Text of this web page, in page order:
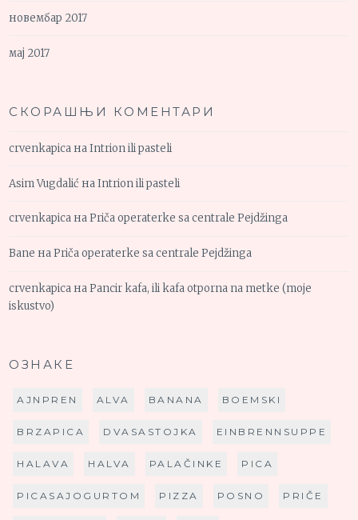
новембар 2017
мај 2017
СКОРАШЊИ КОМЕНТАРИ
crvenkapica наIntrion ili pasteli
Asim Vugdalić наIntrion ili pasteli
crvenkapica наPriča operaterke sa centrale Pejdžinga
Bane наPriča operaterke sa centrale Pejdžinga
crvenkapica наPancir kafa, ili kafa otporna na metke (moje
iskustvo)
ОЗНАКЕ
AJNPREN ALVA BANANA BOEMSKI
BRZAPICA DVASASTOJKA EINBRENNSUPPE
HALAVA HALVA PALAČINKE PICA
PICASAJOGURTOM PIZZA POSNO PRIČE